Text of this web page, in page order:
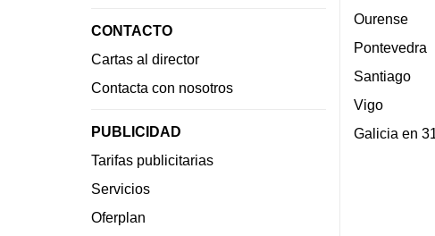
CONTACTO
Cartas al director
Contacta con nosotros
PUBLICIDAD
Tarifas publicitarias
Servicios
Oferplan
Ourense
Pontevedra
Santiago
Vigo
Galicia en